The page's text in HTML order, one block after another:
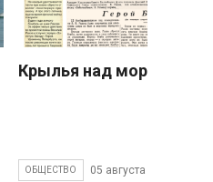
Крылья над морем
ОБЩЕСТВО 05 августа 2026